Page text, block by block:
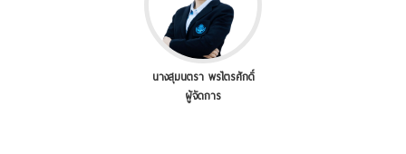
นางสุมนตรา พรไตรศักดิ์
ผู้จัดการ